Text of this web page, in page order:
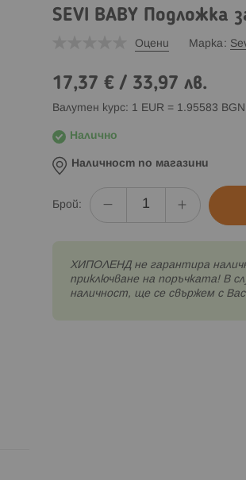
SEVI BABY Подложка
Оцени Марка
17,37 €/ 33,97 лв.
Валутен курс: 1 EUR = 1.95583 BGN
Налично
Наличност по магазини
Брой:
XИПОЛЕНД не гарантира
приключване на поръчката! В
наличност, ще се свържем с